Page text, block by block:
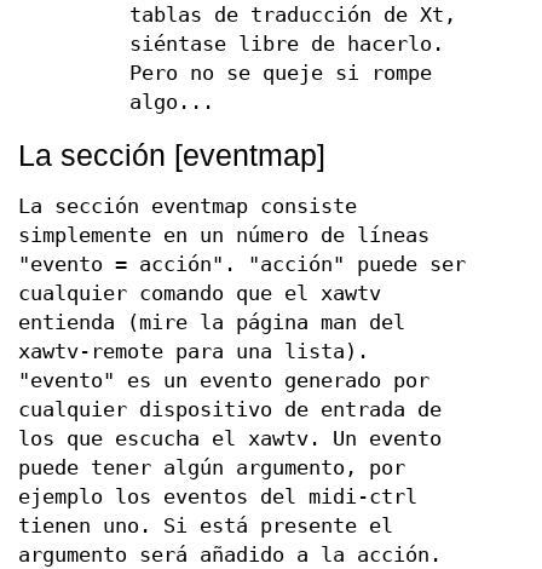
tablas de traducción de Xt,
siéntase libre de hacerlo.
Pero no se queje si rompe
algo...
La sección [eventmap]
La sección eventmap consiste
simplemente en un número de líneas
"evento = acción". "acción" puede ser
cualquier comando que el xawtv
entienda (mire la página man del
xawtv-remote para una lista).
"evento" es un evento generado por
cualquier dispositivo de entrada de
los que escucha el xawtv. Un evento
puede tener algún argumento, por
ejemplo los eventos del midi-ctrl
tienen uno. Si está presente el
argumento será añadido a la acción.